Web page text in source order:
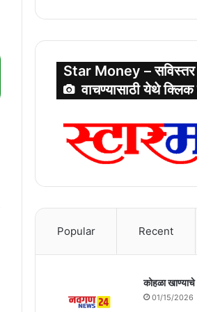
Star Money – सविस्तर
वाचण्यासाठी येथे
Popular Recent
कोहळा
01/15/2026